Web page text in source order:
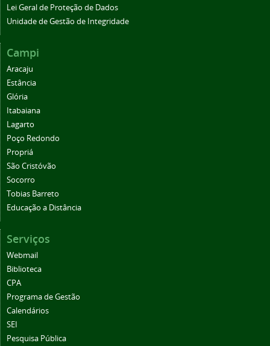
Lei Geral de Proteção de Dados
Unidade de Gestão de Integridade
Campi
Aracaju
Estância
Glória
Itabaiana
Lagarto
Poço Redondo
Propriá
São Cristóvão
Socorro
Tobias Barreto
Educação a Distância
Serviços
Webmail
Biblioteca
CPA
Programa de Gestão
Calendários
SEI
Pesquisa Pública